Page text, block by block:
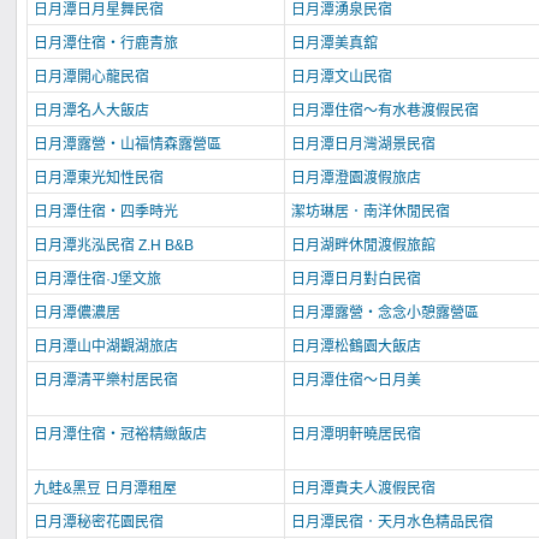
日月潭日月星舞民宿
日月潭湧泉民宿
日月潭住宿‧行鹿青旅
日月潭美真舘
日月潭開心龍民宿
日月潭文山民宿
日月潭名人大飯店
日月潭住宿～有水巷渡假民宿
日月潭露營‧山福情森露營區
日月潭日月灣湖景民宿
日月潭東光知性民宿
日月潭澄園渡假旅店
日月潭住宿‧四季時光
潔坊琳居．南洋休閒民宿
日月潭兆泓民宿 Z.H B&B
日月湖畔休閒渡假旅館
日月潭住宿·J堡文旅
日月潭日月對白民宿
日月潭儂濃居
日月潭露營‧念念小憩露營區
日月潭山中湖觀湖旅店
日月潭松鶴園大飯店
日月潭清平樂村居民宿
日月潭住宿～日月美
日月潭住宿‧冠裕精緻飯店 日月潭明軒曉居民宿
九蛙&黑豆 日月潭租屋
日月潭貴夫人渡假民宿
日月潭秘密花園民宿
日月潭民宿．天月水色精品民宿